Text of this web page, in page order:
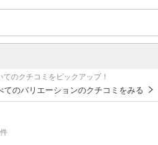
のクチコミをピックアップ！
てのバリエーションのクチコミをみる